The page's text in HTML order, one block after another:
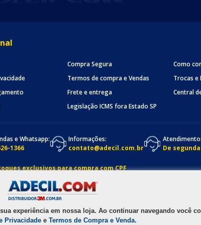
experiência em nossa loja. Ao continuar navegando você
Privacidade e Termos de Compra e Venda.
Compra Segura
Como
Termos de compra e Vendas
Trocas e
Frete e entrega
Central
Legislação ICMS fora Estado SP
e Whatsapp:
1366
Informações:
contato@adecil.com.br
Atendimento:
De
exclusivos para compra com CPF